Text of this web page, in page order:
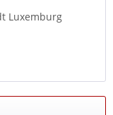
Luxemburg